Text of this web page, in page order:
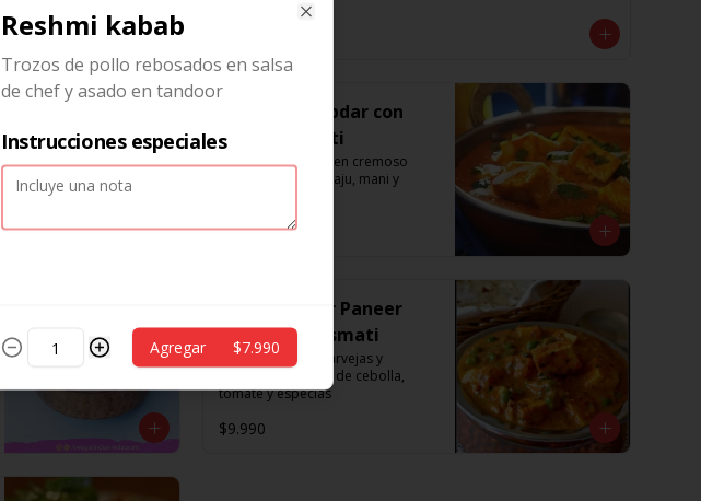
Paneer Lababdar con
Arroz Basmati
Trozos de paneer en cremoso
guiso de tomate, caju, mani y
$10.200
Tawa Mutter Paneer
con Arroz Basmati
Queso artesanal, arvejas y
pimenton en salsa de cebolla,
tomate y especias
$9.990
Reshmi kabab
Trozos de pollo rebosados en salsa
de chef y asado en tandoor
Instrucciones especiales
Agregar $7.990